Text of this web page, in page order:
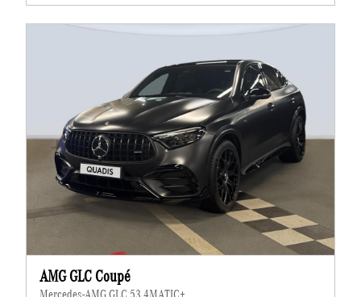
AMG GLC Coupé